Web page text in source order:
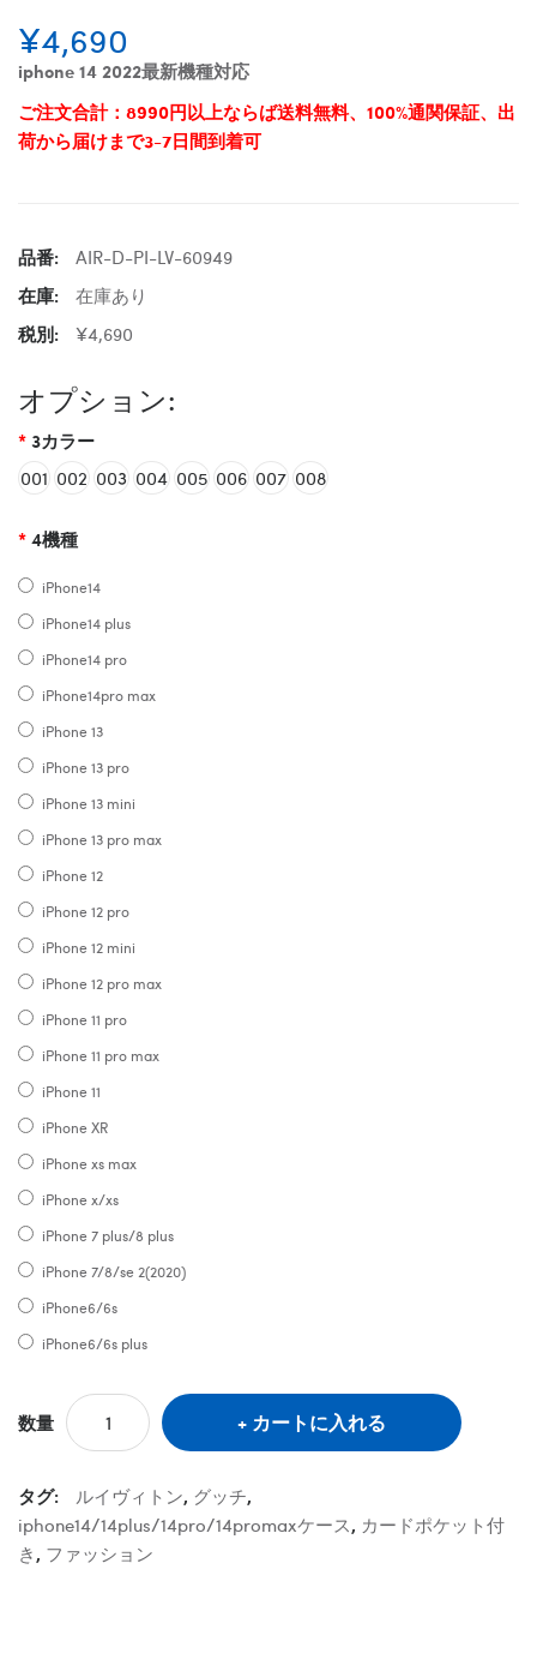
¥4,690
iphone 14 2022最新機種対応
ご注文合計：8990円以上ならば送料無料、100%通関保証、出
荷から届けまで3-7日間到着可
品番:
AIR-D-PI-LV-60949
在庫:
在庫あり
税別:
¥4,690
オプション:
3カラー
001 002 003 004 005 006 007 008
4機種
iPhone14
iPhone14 plus
iPhone14 pro
iPhone14pro max
iPhone 13
iPhone 13 pro
iPhone 13 mini
iPhone 13 pro max
iPhone 12
iPhone 12 pro
iPhone 12 mini
iPhone 12 pro max
iPhone 11 pro
iPhone 11 pro max
iPhone 11
iPhone XR
iPhone xs max
iPhone x/xs
iPhone 7 plus/8 plus
iPhone 7/8/se 2(2020)
iPhone6/6s
iPhone6/6s plus
数量 カートに入れる
タグ: ルイヴィトン, グッチ,
iphone14/14plus/14pro/14promaxケース, カードポケット付
き, ファッション